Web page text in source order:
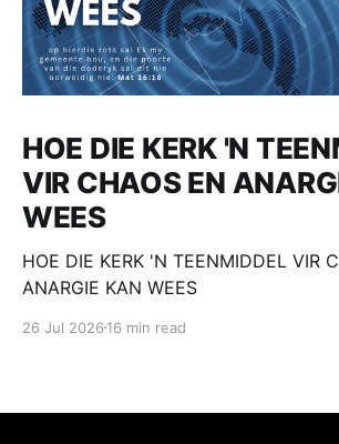
HOE DIE KERK 'N
VIR CHAOS EN
WEES
HOE DIE KERK 'N TEENMIDDEL VIR
ANARGIE KAN WEES
26 Jul 2026 16 min read